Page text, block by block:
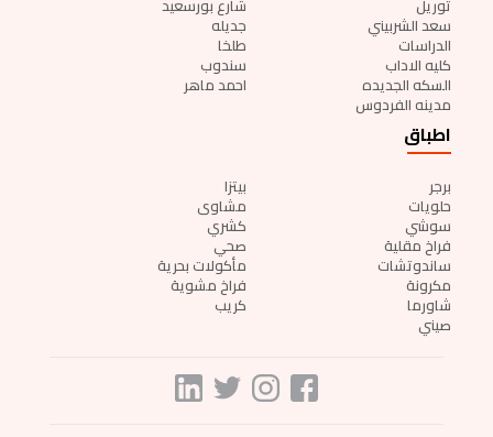
سعد الشربيني جديله
الدراسات طلخا
كليه الاداب سندوب
السكه الجديده احمد ماهر
مدينه الفردوس
اطباق
برجر بيتزا
حلويات مشاوى
سوشي كشري
فراخ مقلية صحي
ساندوتشات مأكولات بحرية
مكرونة فراخ مشوية
شاورما كريب
صيني